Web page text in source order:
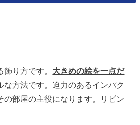
り方です。 大きめの絵を一点だ
な方法です。迫力のあるインパク
の部屋の主役になります。リビン